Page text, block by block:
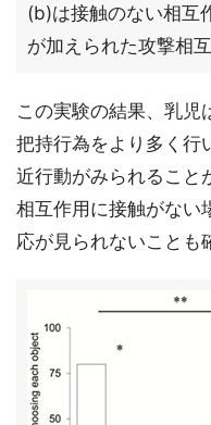
(b)は接触のない相互
が加えられた攻撃相
この実験の結果、乳児
把持行為をより多く行
近行動がみられること
相互作用に接触がない
応が見られないことも